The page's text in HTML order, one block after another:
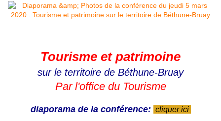
Tourisme et patrimoine
sur le territoire de Béthune-Bruay
Par l'office du Tourisme
diaporama de la conférence: cliquer ici